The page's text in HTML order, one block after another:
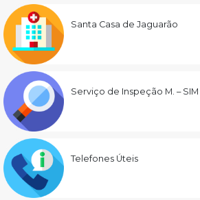
Santa Casa de Jaguarão
Serviço de Inspeção M. – SIM
Telefones Úteis